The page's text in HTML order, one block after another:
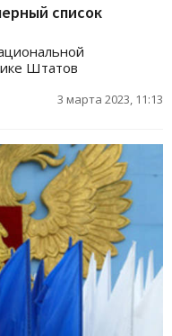
список
Штатов
3 марта 2023, 11:13